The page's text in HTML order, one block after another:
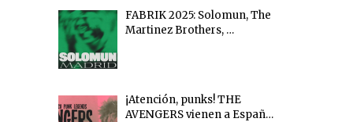
FABRIK 2025: Solomun, The
Martinez Brothers, …
¡Atención, punks! THE
AVENGERS vienen a Españ…